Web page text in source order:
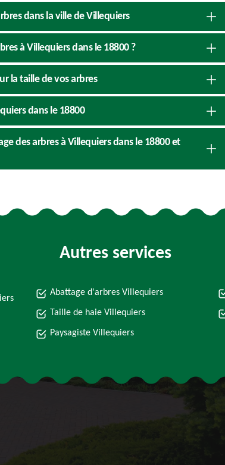
dans la ville de Villequiers
à Villequiers dans le 18800 ?
la taille de vos arbres
dans le 18800
des arbres à Villequiers dans le 18800 et
Autres services
Abattage d'arbres Villequiers
Taille de haie Villequiers
Paysagiste Villequiers